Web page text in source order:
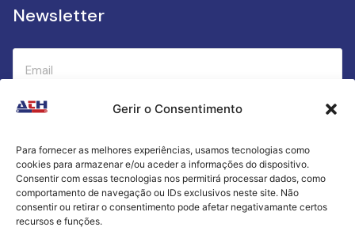
Gerir o Consentimento
Para fornecer as melhores experiências, usamos tecnologias como
cookies para armazenar e/ou aceder a informações do dispositivo.
Consentir com essas tecnologias nos permitirá processar dados, como
comportamento de navegação ou IDs exclusivos neste site. Não
consentir ou retirar o consentimento pode afetar negativamante certos
recursos e funções.
Newsletter
Submeter
Criamos a cozinha perfeita para o seu sucesso
gastronómico!